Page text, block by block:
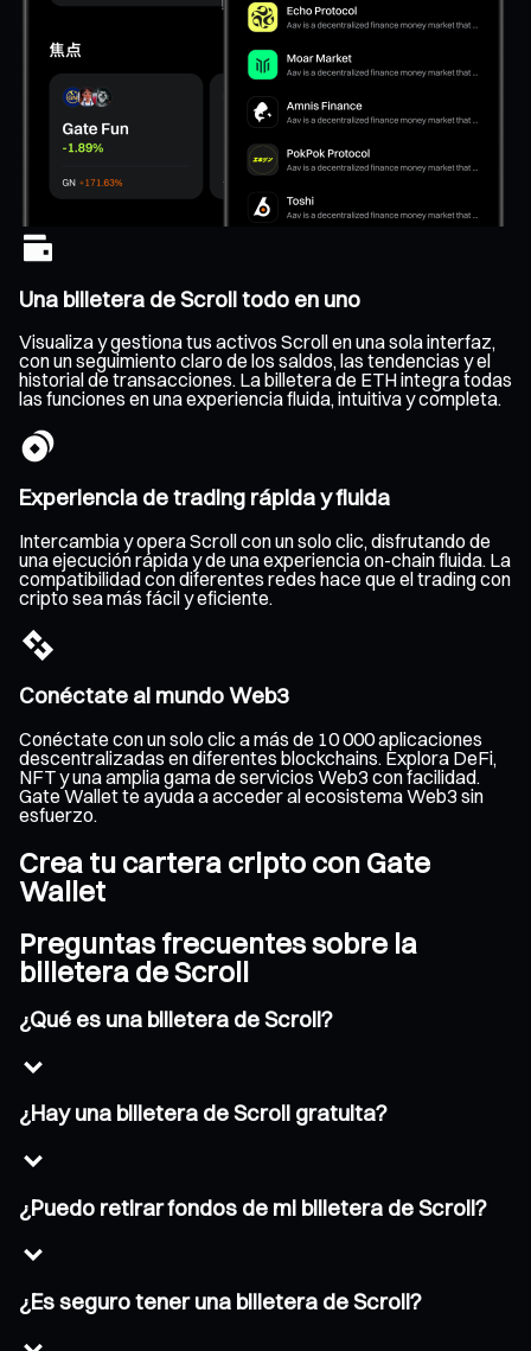
Una billetera de Scroll todo en uno
Visualiza y gestiona tus activos Scroll en una sola interfaz,
con un seguimiento claro de los saldos, las tendencias y el
historial de transacciones. La billetera de ETH integra todas
las funciones en una experiencia fluida, intuitiva y completa.
Experiencia de trading rápida y fluida
Intercambia y opera Scroll con un solo clic, disfrutando de
una ejecución rápida y de una experiencia on-chain fluida. La
compatibilidad con diferentes redes hace que el trading con
cripto sea más fácil y eficiente.
Conéctate al mundo Web3
Conéctate con un solo clic a más de 10 000 aplicaciones
descentralizadas en diferentes blockchains. Explora DeFi,
NFT y una amplia gama de servicios Web3 con facilidad.
Gate Wallet te ayuda a acceder al ecosistema Web3 sin
esfuerzo.
Crea tu cartera cripto con Gate
Wallet
Preguntas frecuentes sobre la
billetera de Scroll
¿Qué es una billetera de Scroll?
¿Hay una billetera de Scroll gratuita?
¿Puedo retirar fondos de mi billetera de Scroll?
¿Es seguro tener una billetera de Scroll?